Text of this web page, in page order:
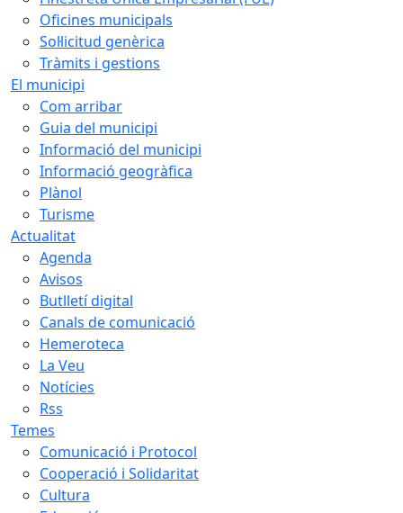
Oficines municipals
Sol·licitud genèrica
Tràmits i gestions
El municipi
Com arribar
Guia del municipi
Informació del municipi
Informació geogràfica
Plànol
Turisme
Actualitat
Agenda
Avisos
Butlletí digital
Canals de comunicació
Hemeroteca
La Veu
Notícies
Rss
Temes
Comunicació i Protocol
Cooperació i Solidaritat
Cultura